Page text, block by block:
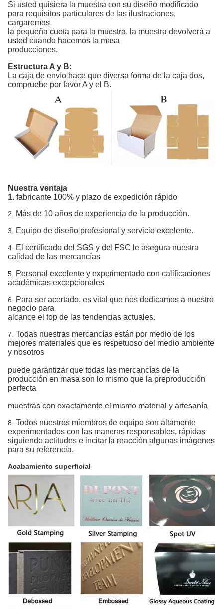
Si usted quisiera la muestra con su diseño modificado
para requisitos particulares de las ilustraciones,
cargaremos
la pequeña cuota para la muestra, la muestra devolverá a
usted cuando hacemos la masa
producciones.
Estructura A y B:
La caja de envío hace que diversa forma de la caja dos,
compruebe por favor A y el B.
Nuestra ventaja
1. fabricante 100% y plazo de expedición rápido
2. Más de 10 años de experiencia de la producción.
3. Equipo de diseño profesional y servicio excelente.
4.
El certificado del SGS y del FSC le asegura nuestra
calidad de las mercancías
5.
Personal excelente y experimentado con calificaciones
académicas excepcionales
6.
Para ser acertado, es vital que nos dedicamos a nuestro
negocio para
alcance el top de las tendencias actuales.
7. Todas nuestras mercancías están por medio de los
mejores materiales que es respetuoso del medio ambiente
y nosotros
puede garantizar que todas las mercancías de la
producción en masa son lo mismo que la preproducción
perfecta
muestras con exactamente el mismo material y artesanía
8. Todos nuestros miembros de equipo son altamente
experimentados con las maneras responsables, rápidas
siguiendo actitudes e incitar la reacción algunas imágenes
para su referencia.
Acabamiento superficial